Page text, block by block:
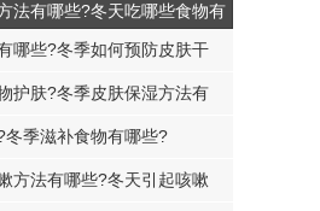
法有哪些?冬天吃哪些食物有
保暖功效?
哪些?冬季如何预防皮肤干
护肤?冬季皮肤保湿方法有
冬季滋补食物有哪些?
方法有哪些?冬天引起咳嗽